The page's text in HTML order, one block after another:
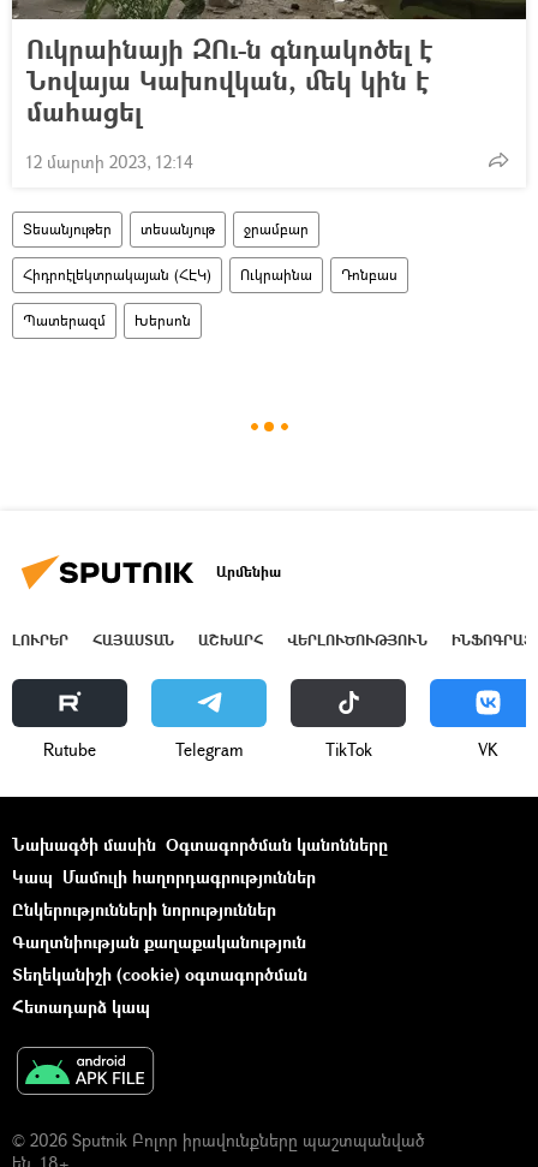
Ուկրաինայի ԶՈւ-ն գնդակոծել է
Նովայա Կախովկան, մեկ կին է
մահացել
12 մարտի 2023, 12:14
Տեսանյութեր տեսանյութ ջրամբար
Հիդրոէլեկտրակայան (ՀԷԿ) Ուկրաինա Դոնբաս
Պատերազմ Խերսոն
Արմենիա
ԼՈՒՐԵՐ ՀԱՅԱՍՏԱՆ ԱՇԽԱՐՀ ՎԵՐԼՈՒԾՈՒԹՅՈՒՆ
Rutube Telegram ТikТоk VK
Նախագծի մասին Օգտագործման կանոնները
Կապ Մամուլի հաղորդագրություններ
Ընկերությունների նորություններ
Գաղտնիության քաղաքականություն
Տեղեկանիշի (cookie) օգտագործման
Հետադարձ կապ
© 2026 Sputnik Բոլոր իրավունքները պաշտպանված